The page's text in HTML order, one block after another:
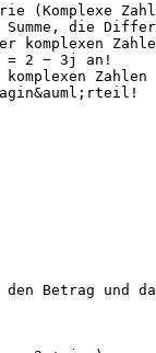
(Komplexe
die
komplexen
= 2 − 3j an!
Zahlen
Betrag und